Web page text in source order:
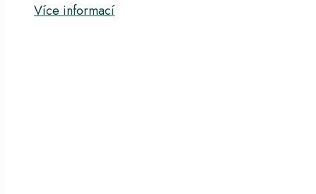
Více informací